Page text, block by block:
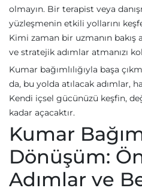
olmayın. Bir terapist veya
yüzleşmenin etkili yollarını
Kimi zaman bir uzmanın bakış
ve stratejik adımlar atmanızı
Kumar bağımlılığıyla başa
da, bu yolda atılacak adımlar,
Kendi içsel gücünüzü keşfin,
kadar açacaktır.
Kumar
Dönüşüm:
Adımlar ve